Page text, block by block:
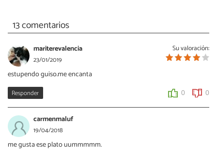
13 comentarios
Su valoración:
mariterevalencia
23/01/2019
estupendo guiso.me encanta
Responder 0 0
carmenmaluf
19/04/2018
me gusta ese plato uummmmm.